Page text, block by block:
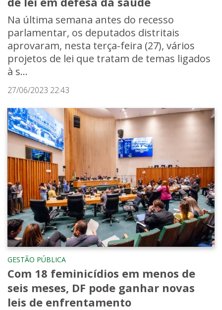
Na última semana antes do recesso
parlamentar, os deputados distritais
aprovaram, nesta terça-feira (27), vários
projetos de lei que tratam de temas ligados
à s...
27/06/2023 22:43
GESTÃO PÚBLICA
Com 18 feminicídios em menos de
seis meses, DF pode ganhar novas
leis de enfrentamento